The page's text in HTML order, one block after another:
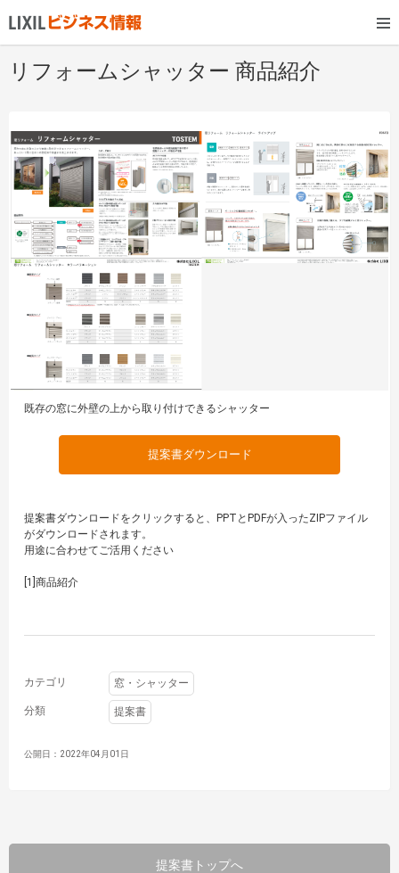
リフォームシャッター 商品紹介
既存の窓に外壁の上から取り付けできるシャッター
提案書ダウンロード
提案書ダウンロードをクリックすると、PPTとPDFが入ったZIPファイル
がダウンロードされます。
用途に合わせてご活用ください
[1]商品紹介
カテゴリ 窓・シャッター
分類 提案書
公開日：2022年04月01日
提案書トップへ